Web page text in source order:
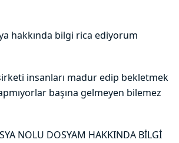
hakkında bilgi rica ediyorum
insanları madur edip bekletmek
başına gelmeyen bilemez
NOLU DOSYAM HAKKINDA BİLGİ